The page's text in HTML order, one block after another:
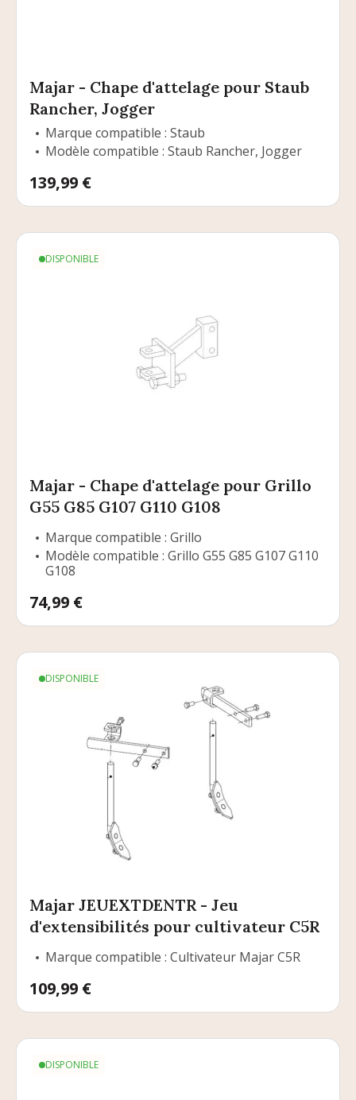
Majar - Chape d'attelage pour Staub
Rancher, Jogger
Marque compatible : Staub
Modèle compatible : Staub Rancher, Jogger
Prix
139,99 €
DISPONIBLE
Majar - Chape d'attelage pour Grillo
G55 G85 G107 G110 G108
Marque compatible : Grillo
Modèle compatible : Grillo G55 G85 G107 G110
G108
Prix
74,99 €
DISPONIBLE
Majar JEUEXTDENTR - Jeu
d'extensibilités pour cultivateur C5R
Marque compatible : Cultivateur Majar C5R
Prix
109,99 €
DISPONIBLE